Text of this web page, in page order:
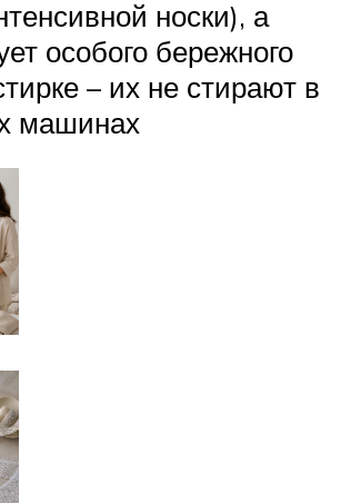
носки), а
особого бережного
– их не стирают в
машинах